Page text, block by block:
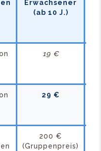
Erwachsener
(ab 10 J.)
19 €
29 €
200 €
(Gruppenpreis)